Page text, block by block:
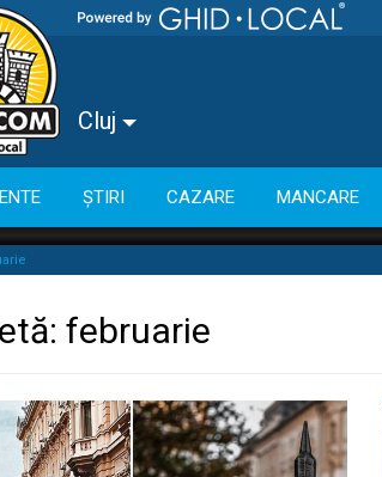
Cluj
ȘTIRI CAZARE MANCARE
februarie